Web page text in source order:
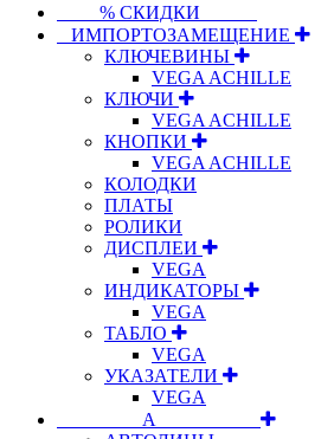
⠀⠀⠀% СКИДКИ⠀⠀⠀⠀
⠀ИМПОРТОЗАМЕЩЕНИЕ
КЛЮЧЕВИНЫ
VEGA ACHILLE
КЛЮЧИ
VEGA ACHILLE
КНОПКИ
VEGA ACHILLE
КОЛОДКИ
ПЛАТЫ
РОЛИКИ
ДИСПЛЕИ
VEGA
ИНДИКАТОРЫ
VEGA
ТАБЛО
VEGA
УКАЗАТЕЛИ
VEGA
⠀⠀⠀⠀⠀⠀А⠀⠀⠀⠀⠀⠀⠀